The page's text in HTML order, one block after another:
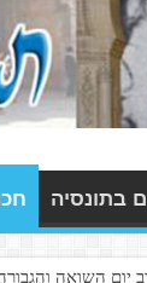
בתונסיה
יום השואה